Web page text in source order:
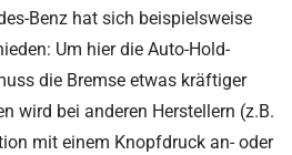
Benz hat sich beispielsweise
Um hier die Auto-Hold-
die Bremse etwas kräftiger
wird bei anderen Herstellern (z.B.
mit einem Knopfdruck an- oder